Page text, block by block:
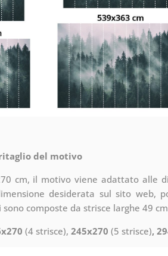
del motivo
cm, il motivo viene adattato alle
desiderata sul sito web,
composte da strisce larghe 49
(4 strisce), 245x270 (5 strisce),